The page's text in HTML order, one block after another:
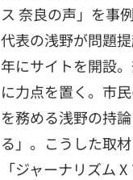
ス 奈良の声」を事
代表の浅野が問題
年にサイトを開設
に力点を置く。市
を務める浅野の持
る」。こうした取
「ジャーナリズム